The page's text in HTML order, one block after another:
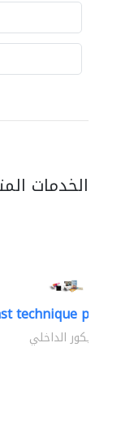
الخدمات
technique pre-
الديكور الداخلي